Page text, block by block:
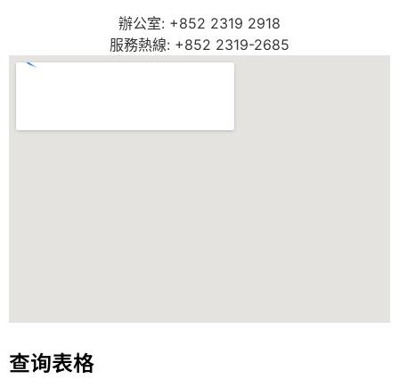
辦公室: +852 2319 2918
服務熱線: +852 2319-2685
查询表格